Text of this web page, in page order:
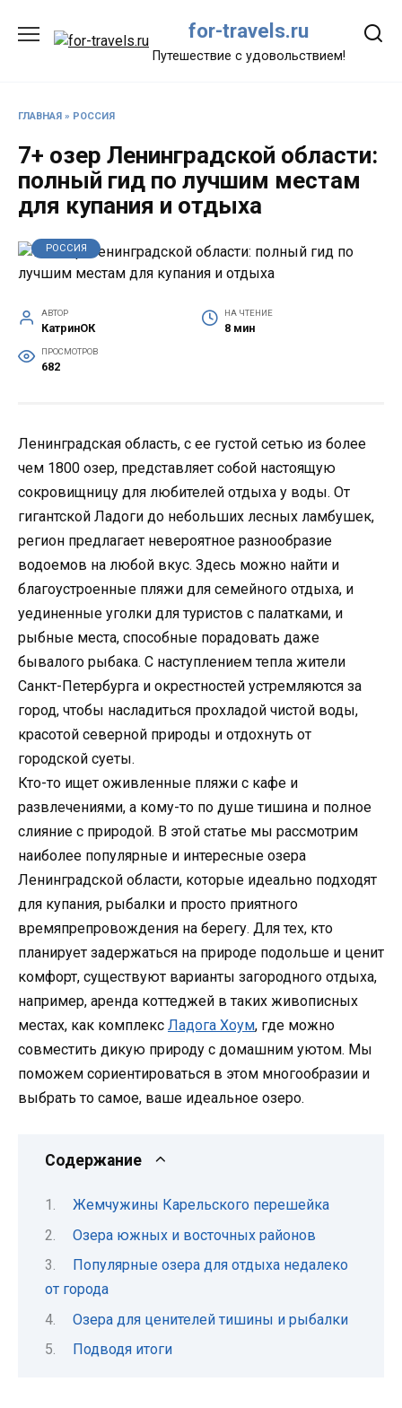
содержанию
for-travels.ru
Путешествие с удовольствием!
ГЛАВНАЯ » РОССИЯ
7+ озер Ленинградской области:
полный гид по лучшим местам
для купания и отдыха
РОССИЯ
АВТОР
КатринОК
НА ЧТЕНИЕ
8 мин
ПРОСМОТРОВ
682
Ленинградская область, с ее густой сетью из более
чем 1800 озер, представляет собой настоящую
сокровищницу для любителей отдыха у воды. От
гигантской Ладоги до небольших лесных ламбушек,
регион предлагает невероятное разнообразие
водоемов на любой вкус. Здесь можно найти и
благоустроенные пляжи для семейного отдыха, и
уединенные уголки для туристов с палатками, и
рыбные места, способные порадовать даже
бывалого рыбака. С наступлением тепла жители
Санкт-Петербурга и окрестностей устремляются за
город, чтобы насладиться прохладой чистой воды,
красотой северной природы и отдохнуть от
городской суеты.
Кто-то ищет оживленные пляжи с кафе и
развлечениями, а кому-то по душе тишина и полное
слияние с природой. В этой статье мы рассмотрим
наиболее популярные и интересные озера
Ленинградской области, которые идеально подходят
для купания, рыбалки и просто приятного
времяпрепровождения на берегу. Для тех, кто
планирует задержаться на природе подольше и ценит
комфорт, существуют варианты загородного отдыха,
например, аренда коттеджей в таких живописных
местах, как комплекс Ладога Хоум, где можно
совместить дикую природу с домашним уютом. Мы
поможем сориентироваться в этом многообразии и
выбрать то самое, ваше идеальное озеро.
Содержание
Жемчужины Карельского перешейка
Озера южных и восточных районов
Популярные озера для отдыха недалеко
от города
Озера для ценителей тишины и рыбалки
Подводя итоги